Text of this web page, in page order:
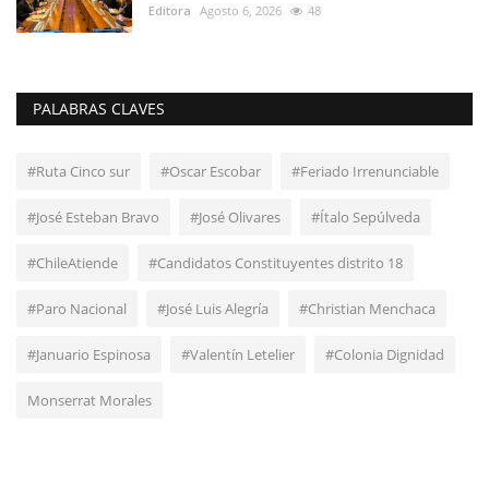
Editora Agosto 6, 2026 48
PALABRAS CLAVES
#Ruta Cinco sur #Oscar Escobar #Feriado Irrenunciable
#José Esteban Bravo #José Olivares #Ítalo Sepúlveda
#ChileAtiende #Candidatos Constituyentes distrito 18
#Paro Nacional #José Luis Alegría #Christian Menchaca
#Januario Espinosa #Valentín Letelier #Colonia Dignidad
Monserrat Morales